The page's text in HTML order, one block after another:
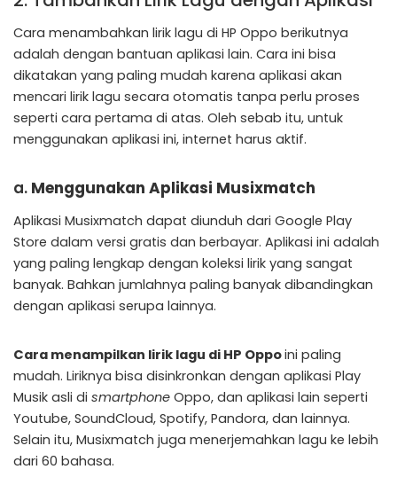
Cara menambahkan lirik lagu di HP Oppo berikutnya
adalah dengan bantuan aplikasi lain. Cara ini bisa
dikatakan yang paling mudah karena aplikasi akan
mencari lirik lagu secara otomatis tanpa perlu proses
seperti cara pertama di atas. Oleh sebab itu, untuk
menggunakan aplikasi ini, internet harus aktif.
a. Menggunakan Aplikasi Musixmatch
Aplikasi Musixmatch dapat diunduh dari Google Play
Store dalam versi gratis dan berbayar. Aplikasi ini adalah
yang paling lengkap dengan koleksi lirik yang sangat
banyak. Bahkan jumlahnya paling banyak dibandingkan
dengan aplikasi serupa lainnya.
Cara menampilkan lirik lagu di HP Oppoini paling
mudah. Liriknya bisa disinkronkan dengan aplikasi Play
Musik asli di smartphone Oppo, dan aplikasi lain seperti
Youtube, SoundCloud, Spotify, Pandora, dan lainnya.
Selain itu, Musixmatch juga menerjemahkan lagu ke lebih
dari 60 bahasa.